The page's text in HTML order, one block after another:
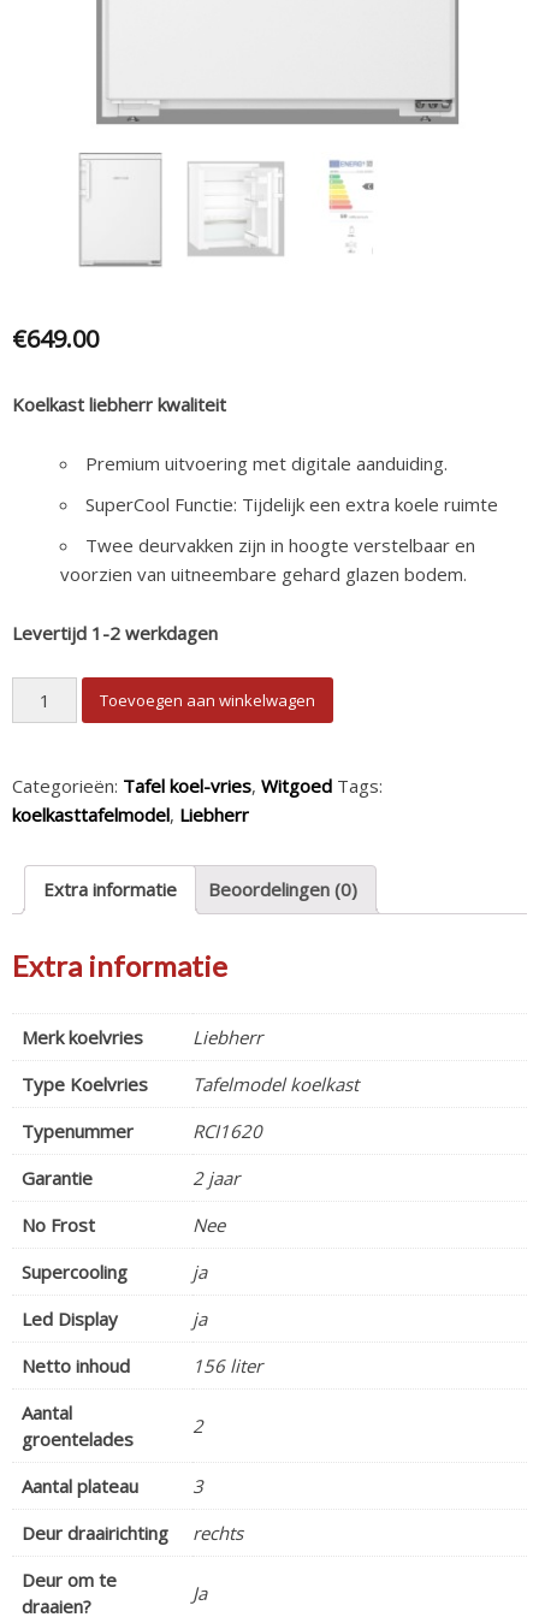
€649.00
Koelkast liebherr kwaliteit
Premium uitvoering met digitale aanduiding.
SuperCool Functie: Tijdelijk een extra koele ruimte
Twee deurvakken zijn in hoogte verstelbaar en
voorzien van uitneembare gehard glazen bodem.
Levertijd 1-2 werkdagen
Liebherr tafelkoelkast RCI1620 Plus aantal
Toevoegen aan winkelwagen
Categorieën: Tafel koel-vries, Witgoed Tags:
koelkasttafelmodel, Liebherr
Extra informatie Beoordelingen (0)
Extra informatie
Merk koelvries
Liebherr
Type Koelvries
Tafelmodel koelkast
Typenummer
RCI1620
Garantie
2 jaar
No Frost
Nee
Supercooling
ja
Led Display
ja
Netto inhoud
156 liter
Aantal
groentelades
2
Aantal plateau
3
Deur draairichting
rechts
Deur om te
draaien?
Ja